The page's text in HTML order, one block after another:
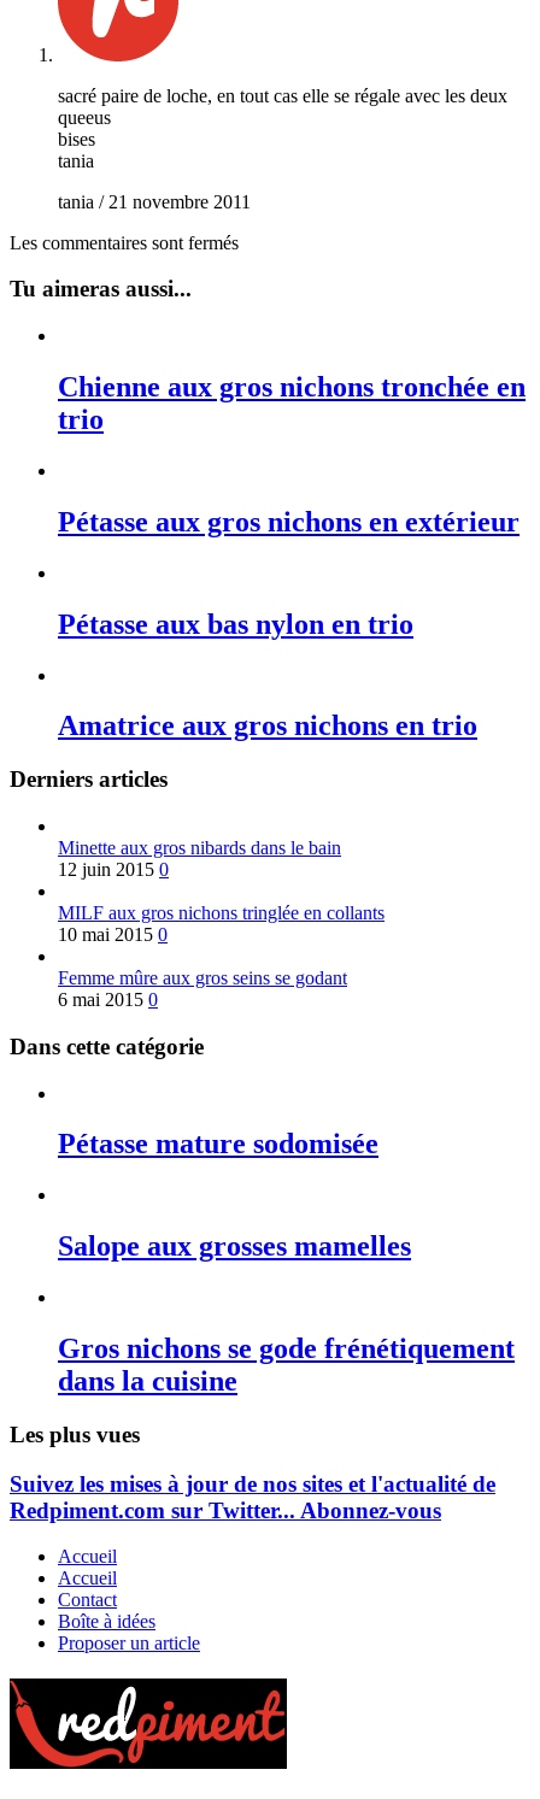
sacré paire de loche, en tout cas elle se régale avec les deux
queeus
bises
tania
tania / 21 novembre 2011
Les commentaires sont fermés
Tu aimeras aussi...
Chienne aux gros nichons tronchée en
trio
Pétasse aux gros nichons en extérieur
Pétasse aux bas nylon en trio
Amatrice aux gros nichons en trio
Derniers articles
Minette aux gros nibards dans le bain
12 juin 2015 0
MILF aux gros nichons tringlée en collants
10 mai 2015 0
Femme mûre aux gros seins se godant
6 mai 2015 0
Dans cette catégorie
Pétasse mature sodomisée
Salope aux grosses mamelles
Gros nichons se gode frénétiquement
dans la cuisine
Les plus vues
Suivez les mises à jour de nos sites et l'actualité de
Redpiment.com sur Twitter... Abonnez-vous
Accueil
Accueil
Contact
Boîte à idées
Proposer un article